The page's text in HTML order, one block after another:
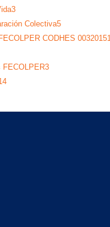
3
Colectiva5
CODHES 00320151
FECOLPER3